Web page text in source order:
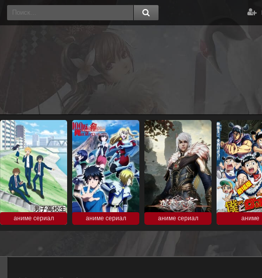
аниме сериал аниме сериал аниме сериал аниме